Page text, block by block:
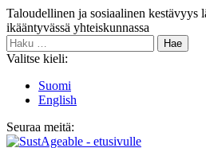
Siirry
sisältöön
Taloudellinen ja sosiaalinen kestävyys
ikääntyvässä yhteiskunnassa
Haku:
Valitse kieli:
Suomi
English
Seuraa meitä:
Bluesky